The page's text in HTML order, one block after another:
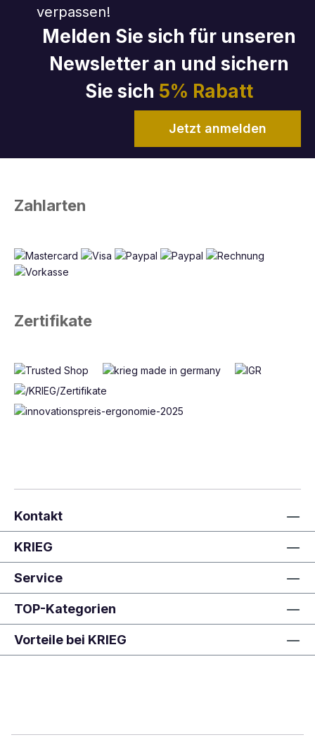
verpassen!
Melden Sie sich für unseren
Newsletter an und sichern
Sie sich 5% Rabatt
Jetzt anmelden
Zahlarten
Zertifikate
Kontakt
KRIEG
Service
TOP-Kategorien
Vorteile bei KRIEG